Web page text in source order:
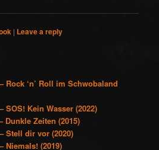
| Leave a reply
Rock ‘n’ Roll im Schwobaland
SOS! Kein Wasser (2022)
Dunkle Zeiten (2015)
Stell dir vor (2020)
Niemals! (2019)